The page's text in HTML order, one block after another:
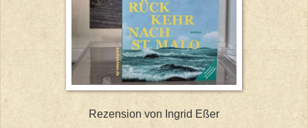
Rezension von Ingrid Eßer